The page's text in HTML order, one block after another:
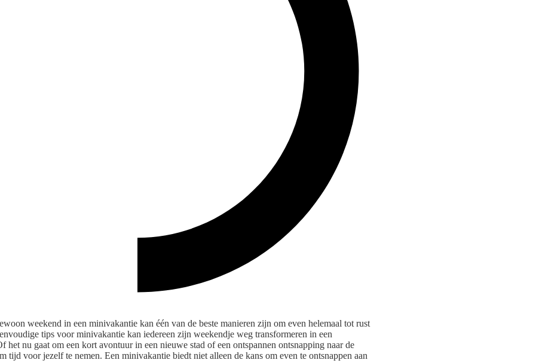
weekend in een minivakantie kan één van de beste manieren zijn om even helemaal tot rust
tips voor minivakantie kan iedereen zijn weekendje weg transformeren in een
het nu gaat om een kort avontuur in een nieuwe stad of een ontspannen ontsnapping naar de
tijd voor jezelf te nemen. Een minivakantie biedt niet alleen de kans om even te ontsnappen aan